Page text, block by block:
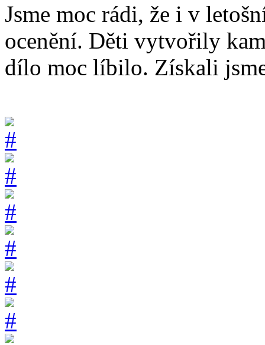
Jsme moc rádi, že i v
ocenění. Děti vytvořily
dílo moc líbilo. Získali